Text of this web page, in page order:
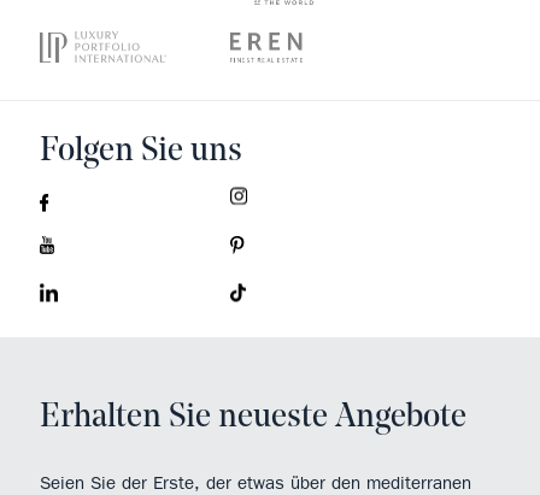
Folgen Sie uns
Erhalten Sie neueste Angebote
Seien Sie der Erste, der etwas über den mediterranen